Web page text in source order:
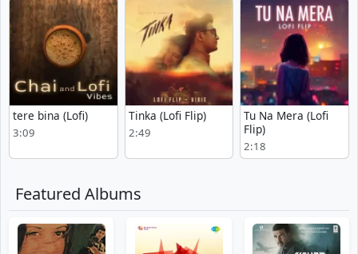
tere bina (Lofi)
3:09
Tinka (Lofi Flip)
2:49
Tu Na Mera (Lofi
Flip)
2:18
Featured Albums